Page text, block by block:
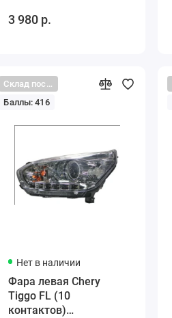
3 980 р.
Склад поставщика
Баллы: 416
Нет в наличии
Фара левая Chery
Tiggo FL (10
контактов)